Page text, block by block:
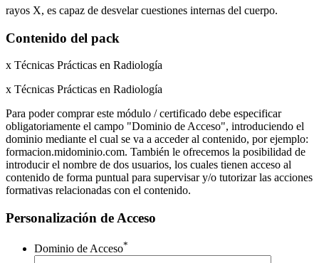
rayos X, es capaz de desvelar cuestiones internas del cuerpo.
Contenido del pack
x Técnicas Prácticas en Radiología
x Técnicas Prácticas en Radiología
Para poder comprar este módulo / certificado debe especificar
obligatoriamente el campo "Dominio de Acceso", introduciendo el
dominio mediante el cual se va a acceder al contenido, por ejemplo:
formacion.midominio.com. También le ofrecemos la posibilidad de
introducir el nombre de dos usuarios, los cuales tienen acceso al
contenido de forma puntual para supervisar y/o tutorizar las acciones
formativas relacionadas con el contenido.
Personalización de Acceso
Dominio de Acceso*